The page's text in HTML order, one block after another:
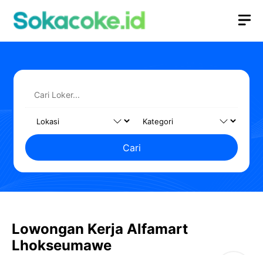
Cari
Lowongan Kerja Alfamart
Lhokseumawe